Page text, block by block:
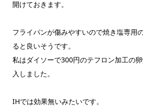
開けておきます。
フライパンが傷みやすいので焼き塩専用
ると良いそうです。
私はダイソーで300円のテフロン加工の
入しました。
IHでは効果無いみたいです。